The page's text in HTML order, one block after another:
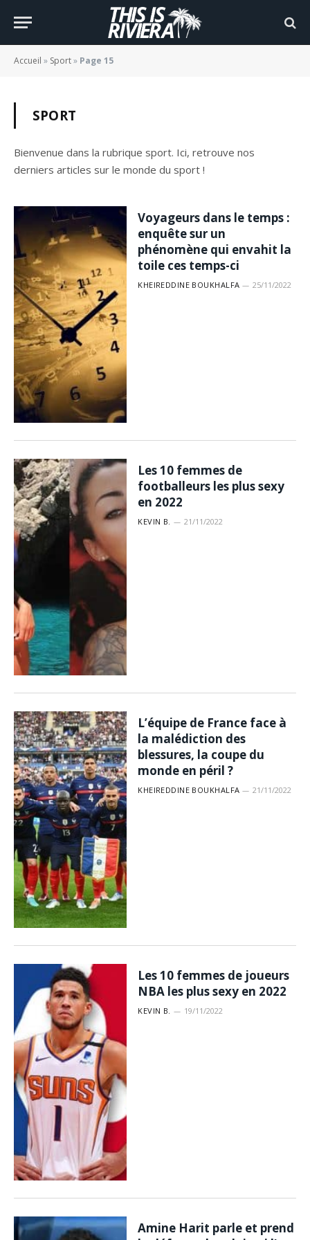
Accueil » Sport» Page 15
SPORT
Bienvenue dans la rubrique sport. Ici, retrouve nos
derniers articles sur le monde du sport !
Voyageurs dans le temps :
enquête sur un
phénomène qui envahit la
toile ces temps-ci
KHEIREDDINE BOUKHALFA 25/11/2022
Les 10 femmes de
footballeurs les plus sexy
en 2022
KEVIN B. 21/11/2022
L’équipe de France face à
la malédiction des
blessures, la coupe du
monde en péril ?
KHEIREDDINE BOUKHALFA 21/11/2022
Les 10 femmes de joueurs
NBA les plus sexy en 2022
KEVIN B. 19/11/2022
Amine Harit parle et prend